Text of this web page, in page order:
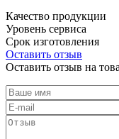
Качество продукции
Уровень сервиса
Срок изготовления
Оставить отзыв
Оставить отзыв на